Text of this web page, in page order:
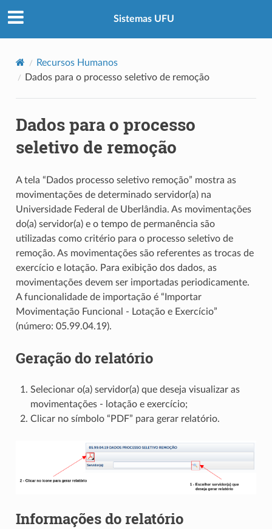
Sistemas UFU
Recursos Humanos
Dados para o processo seletivo de remoção
Dados para o processo
seletivo de remoção
A tela “Dados processo seletivo remoção” mostra as
movimentações de determinado servidor(a) na
Universidade Federal de Uberlândia. As movimentações
do(a) servidor(a) e o tempo de permanência são
utilizadas como critério para o processo seletivo de
remoção. As movimentações são referentes as trocas de
exercício e lotação. Para exibição dos dados, as
movimentações devem ser importadas periodicamente.
A funcionalidade de importação é “Importar
Movimentação Funcional - Lotação e Exercício”
(número: 05.99.04.19).
Geração do relatório
Selecionar o(a) servidor(a) que deseja visualizar as
movimentações - lotação e exercício;
Clicar no símbolo “PDF” para gerar relatório.
Informações do relatório